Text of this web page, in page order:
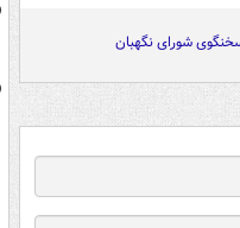
شورای نگهبان